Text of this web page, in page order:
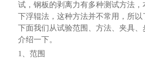
试，钢板的剥离力有多种测试方法，
下浮辊法，这种方法并不常用，所以
下面我们从试验范围、方法、夹具、
介绍一下。
1、范围